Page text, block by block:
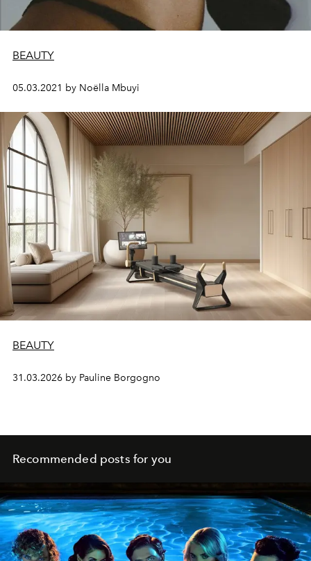
BEAUTY
05.03.2021 by Noëlla Mbuyi
BEAUTY
31.03.2026 by Pauline Borgogno
Recommended posts for you